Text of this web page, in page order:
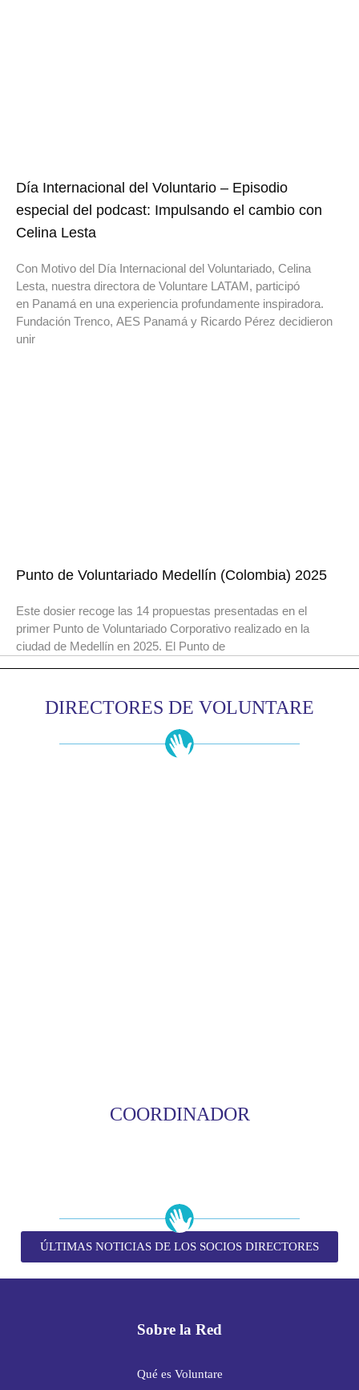
Día Internacional del Voluntario – Episodio
especial del podcast: Impulsando el cambio con
Celina Lesta
Con Motivo del Día Internacional del Voluntariado, Celina
Lesta, nuestra directora de Voluntare LATAM, participó
en Panamá en una experiencia profundamente inspiradora.
Fundación Trenco, AES Panamá y Ricardo Pérez decidieron
unir
Punto de Voluntariado Medellín (Colombia) 2025
Este dosier recoge las 14 propuestas presentadas en el
primer Punto de Voluntariado Corporativo realizado en la
ciudad de Medellín en 2025. El Punto de
DIRECTORES DE VOLUNTARE
COORDINADOR
ÚLTIMAS NOTICIAS DE LOS SOCIOS DIRECTORES
Sobre la Red
Qué es Voluntare